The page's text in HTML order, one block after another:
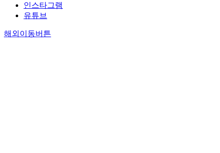
인스타그램
유튜브
해외이동버튼